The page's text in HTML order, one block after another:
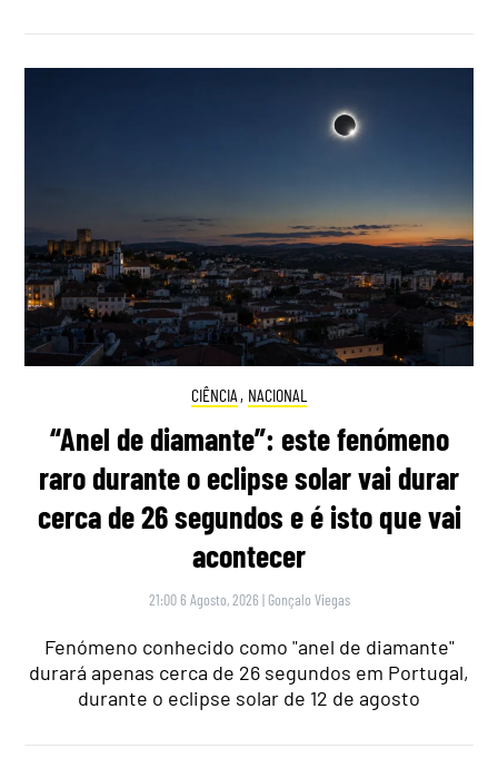
CIÊNCIA , NACIONAL
“Anel de diamante”: este fenómeno
raro durante o eclipse solar vai durar
cerca de 26 segundos e é isto que vai
acontecer
21:00 6 Agosto, 2026 | Gonçalo Viegas
Fenómeno conhecido como "anel de diamante"
durará apenas cerca de 26 segundos em Portugal,
durante o eclipse solar de 12 de agosto